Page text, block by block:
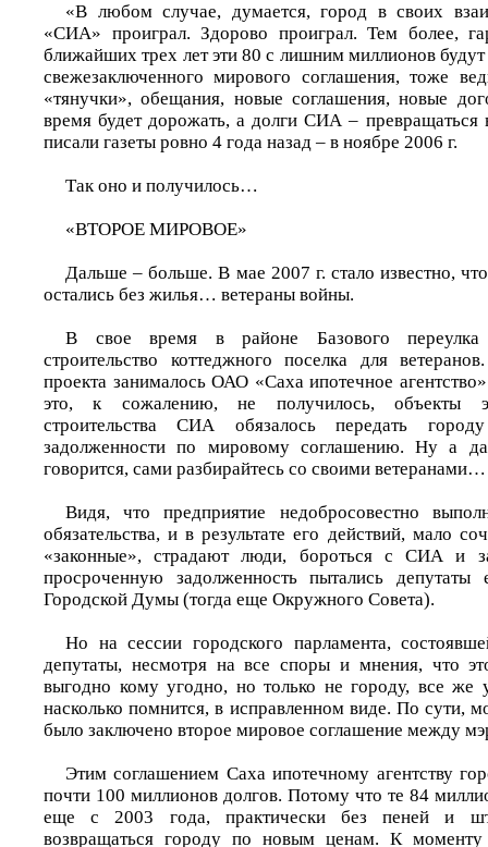
«В любом случае, думается, город в своих
«СИА» проиграл. Здорово проиграл. Тем более,
ближайших трех лет эти 80 с лишним миллионов
свежезаключенного мирового соглашения, тоже
«тянучки», обещания, новые соглашения, новые
время будет дорожать, а долги СИА – превращаться
писали газеты ровно 4 года назад – в ноябре 2006 г.
Так оно и получилось…
«ВТОРОЕ МИРОВОЕ»
Дальше – больше. В мае 2007 г. стало известно,
остались без жилья… ветераны войны.
В свое время в районе Базового переулка
строительство коттеджного поселка для
проекта занималось ОАО «Саха ипотечное
это, к сожалению, не получилось, объекты
строительства СИА обязалось передать
задолженности по мировому соглашению. Ну а
говорится, сами разбирайтесь со своими ветеранами…
Видя, что предприятие недобросовестно
обязательства, и в результате его действий, мало
«законные», страдают люди, бороться с СИА и
просроченную задолженность пытались
Городской Думы (тогда еще Окружного Совета).
Но на сессии городского парламента,
депутаты, несмотря на все споры и мнения, что
выгодно кому угодно, но только не городу, все же
насколько помнится, в исправленном виде. По сути,
было заключено второе мировое соглашение между
Этим соглашением Саха ипотечному агентству
почти 100 миллионов долгов. Потому что те 84
еще с 2003 года, практически без пеней и
возвращаться городу по новым ценам. К моменту